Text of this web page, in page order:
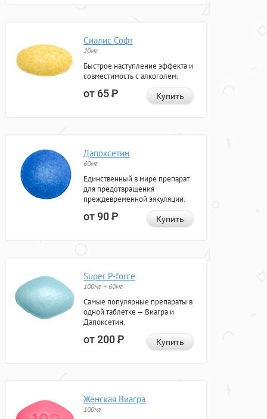
Сиалис Софт
20мг
Быстрое наступление эффекта и
совместимость с алкоголем.
от 65Р Купить
Дапоксетин
60мг
Единственный в мире препарат
для предотвращения
преждевременной эякуляции.
от 90Р Купить
Super P-force
100мг + 60мг
Самые популярные препараты в
одной таблетке — Виагра и
Дапоксетин.
от 200Р Купить
Женская Виагра
100мг